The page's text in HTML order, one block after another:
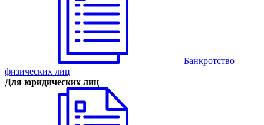
Банкротство
физических лиц
Для юридических лиц